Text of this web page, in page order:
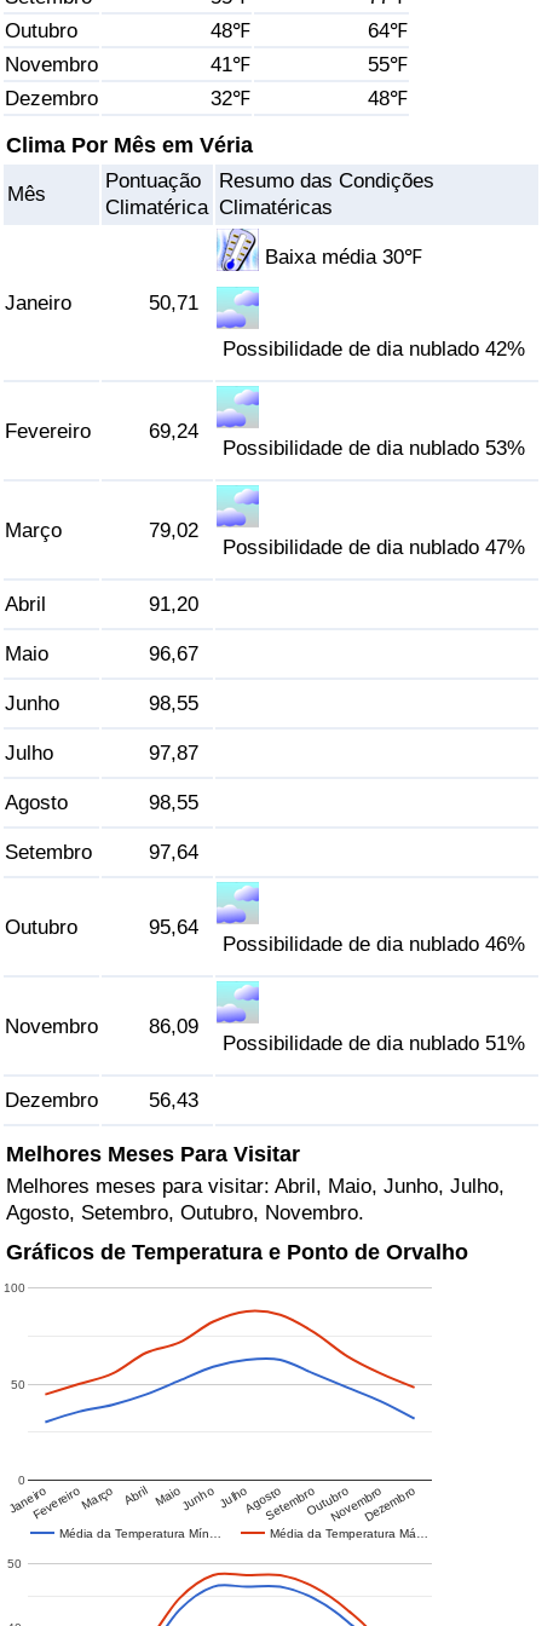
Outubro
48℉
64℉
Novembro
41℉
55℉
Dezembro
32℉ 48℉
Clima Por Mês em Véria
Mês
Pontuação
Climatérica
Resumo das Condições
Climatéricas
Janeiro 50,71
Baixa média 30℉
Possibilidade de dia nublado 42%
Fevereiro 69,24
Possibilidade de dia nublado 53%
Março 79,02
Possibilidade de dia nublado 47%
Abril 91,20
Maio 96,67
Junho 98,55
Julho 97,87
Agosto 98,55
Setembro 97,64
Outubro 95,64
Possibilidade de dia nublado 46%
Novembro 86,09
Possibilidade de dia nublado 51%
Dezembro 56,43
Melhores Meses Para Visitar
Melhores meses para visitar: Abril, Maio, Junho, Julho,
Agosto, Setembro, Outubro, Novembro.
Gráficos de Temperatura e Ponto de Orvalho
Média da Temperatura Mín… Média da Temperatura Má…
JaneiroFevereiroMarço Abril MaioJunho JulhoAgostoSetembroOutubroNovembroDezembro
0
50
100
50
Saúde
Indicador de Saúde (Atual)
Indicador de Saúde por País
Poluição
Indicador de Poluição (Atual)
Trânsito
Indicador de Trânsito
Indicador de Trânsito (Atual)